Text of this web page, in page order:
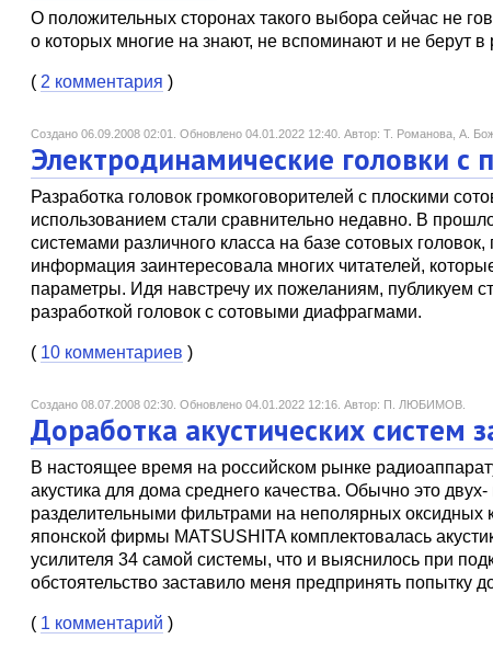
О положительных сторонах такого выбора сейчас не
о которых многие на знают, не вспоминают и не берут в
( 2 комментария )
Создано 06.09.2008 02:01. Обновлено 04.01.2022 12:40. Автор: Т. Романова, А.
Электродинамические головки
Разработка головок громкоговорителей с плоскими
использованием стали сравнительно недавно. В
системами различного класса на базе сотовых
информация заинтересовала многих читателей,
параметры. Идя навстречу их пожеланиям,
разработкой головок с сотовыми диафрагмами.
( 10 комментариев )
Создано 08.07.2008 02:30. Обновлено 04.01.2022 12:16. Автор: П. ЛЮБИМОВ.
Доработка акустических систем
В настоящее время на российском рынке
акустика для дома среднего качества. Обычно это
разделительными фильтрами на неполярных
японской фирмы MATSUSHITA комплектовалась
усилителя 34 самой системы, что и выяснилось при
обстоятельство заставило меня предпринять попытку
( 1 комментарий )